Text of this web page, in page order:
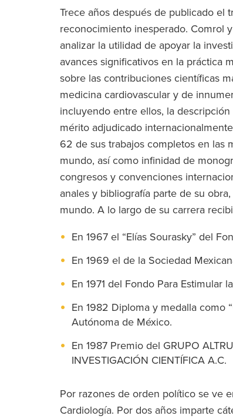
Trece años después de publicado el
reconocimiento inesperado. Comrol
analizar la utilidad de apoyar la
avances significativos en la práctica
sobre las contribuciones científicas
medicina cardiovascular y de
incluyendo entre ellos, la
mérito adjudicado
62 de sus trabajos completos en las
mundo, así como infinidad de
congresos y convenciones
anales y bibliografía parte de su
mundo. A lo largo de su carrera
En 1967 el “Elías Sourasky” del
En 1969 el de la Sociedad
En 1971 del Fondo Para Estimular
En 1982 Diploma y medalla como
Autónoma de México.
En 1987 Premio del GRUPO
INVESTIGACIÓN CIENTÍFICA A.C.
Por razones de orden político se ve
Cardiología. Por dos años imparte